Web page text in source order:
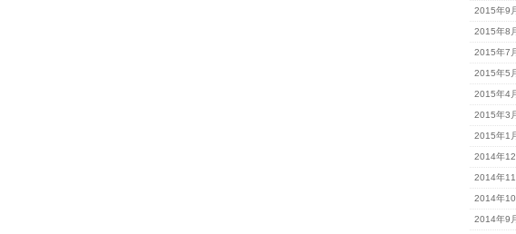
2015年9
2015年8
2015年7
2015年5
2015年4
2015年3
2015年1
2014年12
2014年11
2014年10
2014年9